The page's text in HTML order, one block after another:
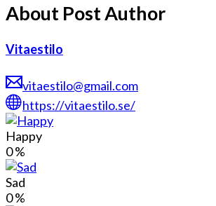
About Post Author
Vitaestilo
vitaestilo@gmail.com
https://vitaestilo.se/
Happy
0%
Sad
0%